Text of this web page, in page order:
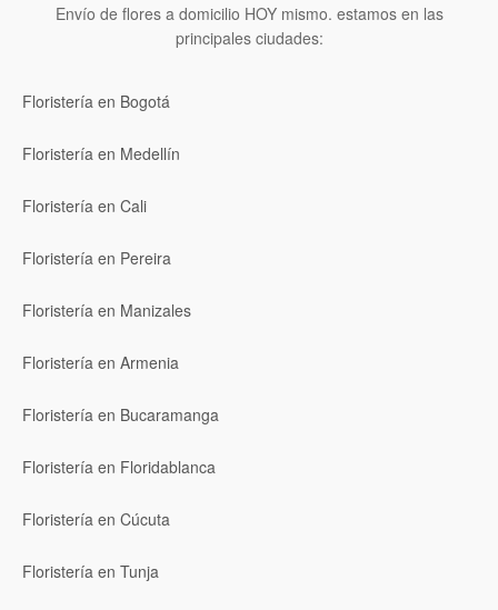
Envío de flores a domicilio HOY mismo. estamos en las
principales ciudades:
Floristería en Bogotá
Floristería en Medellín
Floristería en Cali
Floristería en Pereira
Floristería en Manizales
Floristería en Armenia
Floristería en Bucaramanga
Floristería en Floridablanca
Floristería en Cúcuta
Floristería en Tunja